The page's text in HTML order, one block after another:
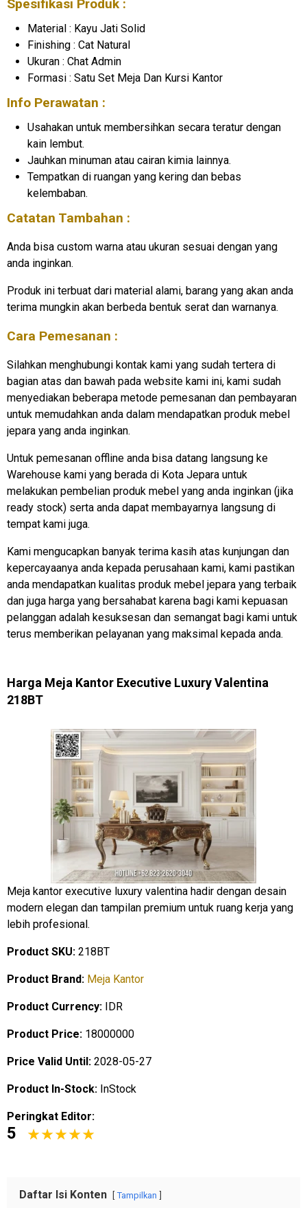
Spesifikasi Produk :
Material : Kayu Jati Solid
Finishing : Cat Natural
Ukuran : Chat Admin
Formasi : Satu Set Meja Dan Kursi Kantor
Info Perawatan :
Usahakan untuk membersihkan secara teratur dengan
kain lembut.
Jauhkan minuman atau cairan kimia lainnya.
Tempatkan di ruangan yang kering dan bebas
kelembaban.
Catatan Tambahan :
Anda bisa custom warna atau ukuran sesuai dengan yang
anda inginkan.
Produk ini terbuat dari material alami, barang yang akan anda
terima mungkin akan berbeda bentuk serat dan warnanya.
Cara Pemesanan :
Silahkan menghubungi kontak kami yang sudah tertera di
bagian atas dan bawah pada website kami ini, kami sudah
menyediakan beberapa metode pemesanan dan pembayaran
untuk memudahkan anda dalam mendapatkan produk mebel
jepara yang anda inginkan.
Untuk pemesanan offline anda bisa datang langsung ke
Warehouse kami yang berada di Kota Jepara untuk
melakukan pembelian produk mebel yang anda inginkan (jika
ready stock) serta anda dapat membayarnya langsung di
tempat kami juga.
Kami mengucapkan banyak terima kasih atas kunjungan dan
kepercayaanya anda kepada perusahaan kami, kami pastikan
anda mendapatkan kualitas produk mebel jepara yang terbaik
dan juga harga yang bersahabat karena bagi kami kepuasan
pelanggan adalah kesuksesan dan semangat bagi kami untuk
terus memberikan pelayanan yang maksimal kepada anda.
Harga Meja Kantor Executive Luxury Valentina
218BT
Meja kantor executive luxury valentina hadir dengan desain
modern elegan dan tampilan premium untuk ruang kerja yang
lebih profesional.
Product SKU: 218BT
Product Brand: Meja Kantor
Product Currency: IDR
Product Price: 18000000
Price Valid Until: 2028-05-27
Product In-Stock: InStock
Peringkat Editor:
5
Daftar Isi Konten Tampilkan